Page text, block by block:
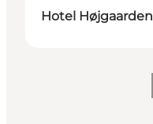
Hotel Højgaarden